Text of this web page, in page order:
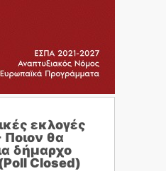
εκλογές
Ποιον θα
δήμαρχο
Closed)